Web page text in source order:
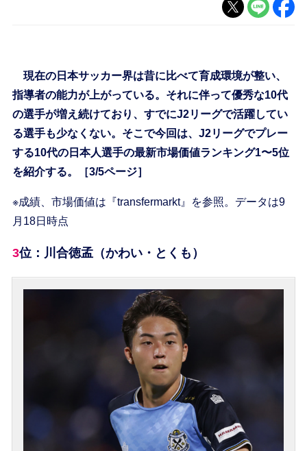
現在の日本サッカー界は昔に比べて育成環境が整い、
指導者の能力が上がっている。それに伴って優秀な10代
の選手が増え続けており、すでにJ2リーグで活躍してい
る選手も少なくない。そこで今回は、J2リーグでプレー
する10代の日本人選手の最新市場価値ランキング1〜5位
を紹介する。［3/5ページ］
※成績、市場価値は『transfermarkt』を参照。データは9
月18日時点
3位：川合徳孟（かわい・とくも）